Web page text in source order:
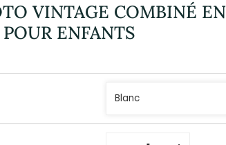
VINTAGE COMBINÉ EN
ENFANTS